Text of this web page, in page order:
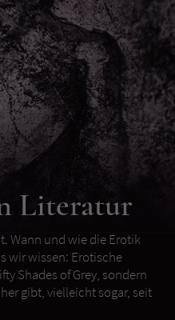
Literatur
Wann und wie die Erotik
wir wissen: Erotische
Shades of Grey, sondern
gibt, vielleicht sogar, seit